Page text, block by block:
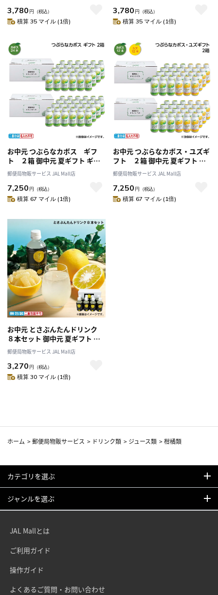
3,780 円 （税込）
積算 35 マイル (1倍)
3,780 円 （税込）
積算 35 マイル (1倍)
お中元 つぶらなカボス ギフ
ト ２箱 御中元 夏ギフト ギフ
ト 贈答 送料込み
郵便局物販サービス JAL Mall店
7,250 円 （税込）
積算 67 マイル (1倍)
お中元 つぶらなカボス・ユズギ
フト ２箱 御中元 夏ギフト ギ
フト 贈答 送料込み
郵便局物販サービス JAL Mall店
7,250 円 （税込）
積算 67 マイル (1倍)
お中元 とさぶんたんドリンク
８本セット 御中元 夏ギフト ギ
フト 贈答 プレゼント 送料込み
郵便局物販サービス JAL Mall店
3,270 円 （税込）
積算 30 マイル (1倍)
ホーム >郵便局物販サービス > ドリンク類 > ジュース類 >柑橘類
カテゴリを選ぶ
ジャンルを選ぶ
JAL Mallとは
ご利用ガイド
操作ガイド
よくあるご質問・お問い合わせ